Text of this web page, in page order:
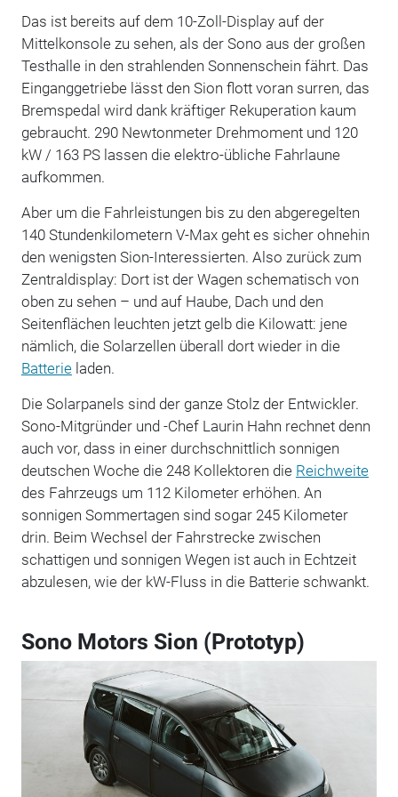
Das ist bereits auf dem 10-Zoll-Display auf der
Mittelkonsole zu sehen, als der Sono aus der großen
Testhalle in den strahlenden Sonnenschein fährt. Das
Einganggetriebe lässt den Sion flott voran surren, das
Bremspedal wird dank kräftiger Rekuperation kaum
gebraucht. 290 Newtonmeter Drehmoment und 120
kW / 163 PS lassen die elektro-übliche Fahrlaune
aufkommen.
Aber um die Fahrleistungen bis zu den abgeregelten
140 Stundenkilometern V-Max geht es sicher ohnehin
den wenigsten Sion-Interessierten. Also zurück zum
Zentraldisplay: Dort ist der Wagen schematisch von
oben zu sehen – und auf Haube, Dach und den
Seitenflächen leuchten jetzt gelb die Kilowatt: jene
nämlich, die Solarzellen überall dort wieder in die
Batterieladen.
Die Solarpanels sind der ganze Stolz der Entwickler.
Sono-Mitgründer und -Chef Laurin Hahn rechnet denn
auch vor, dass in einer durchschnittlich sonnigen
deutschen Woche die 248 Kollektoren die Reichweite
des Fahrzeugs um 112 Kilometer erhöhen. An
sonnigen Sommertagen sind sogar 245 Kilometer
drin. Beim Wechsel der Fahrstrecke zwischen
schattigen und sonnigen Wegen ist auch in Echtzeit
abzulesen, wie der kW-Fluss in die Batterie schwankt.
Sono Motors Sion (Prototyp)